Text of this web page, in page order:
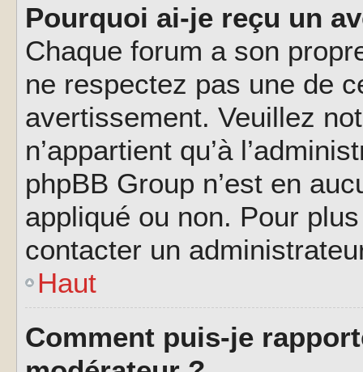
Pourquoi ai-je reçu un
Chaque forum a son
ne respectez pas une de
avertissement. Veuillez
n’appartient qu’à
phpBB Group n’est en
appliqué ou non. Pour
contacter un
Haut
Comment puis-je